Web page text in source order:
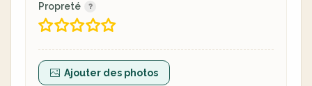
Propreté
Ajouter des photos